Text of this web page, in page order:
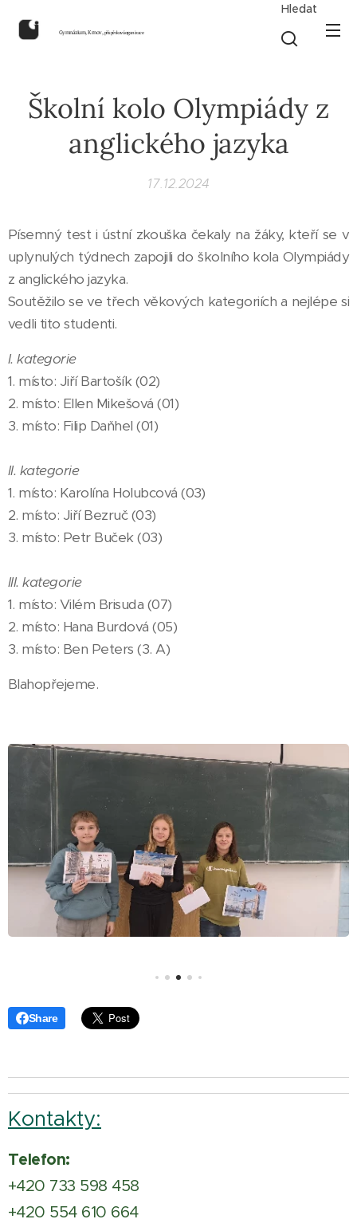
Gymnázium, Krnov,příspěvková organizace
Hledat
Školní kolo Olympiády z
anglického jazyka
17.12.2024
Písemný test i ústní zkouška čekaly na žáky, kteří se v
uplynulých týdnech zapojili do školního kola Olympiády
z anglického jazyka.
Soutěžilo se ve třech věkových kategoriích a nejlépe si
vedli tito studenti.
I. kategorie
1. místo: Jiří Bartošík (02)
2. místo: Ellen Mikešová (01)
3. místo: Filip Daňhel (01)
II. kategorie
1. místo: Karolína Holubcová (03)
2. místo: Jiří Bezruč (03)
3. místo: Petr Buček (03)
III. kategorie
1. místo: Vilém Brisuda (07)
2. místo: Hana Burdová (05)
3. místo: Ben Peters (3. A)
Blahopřejeme.
Share
Kontakty:
Telefon:
+420 733 598 458
+420 554 610 664